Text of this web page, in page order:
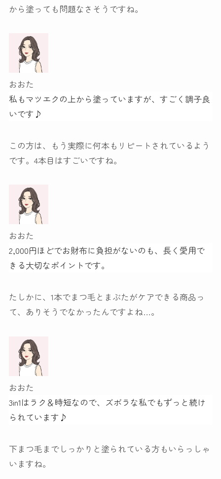
から塗っても問題なさそうですね。
おおた
私もマツエクの上から塗っていますが、すごく調子良
いです♪
この方は、もう実際に何本もリピートされているよう
です。4本目はすごいですね。
おおた
2,000円ほどでお財布に負担がないのも、長く愛用で
きる大切なポイントです。
たしかに、1本でまつ毛とまぶたがケアできる商品っ
て、ありそうでなかったんですよね…。
おおた
3in1はラク＆時短なので、ズボラな私でもずっと続け
られています♪
下まつ毛までしっかりと塗られている方もいらっしゃ
いますね。